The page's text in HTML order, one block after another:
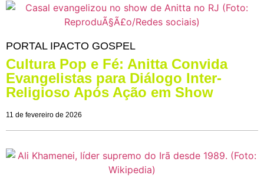
PORTAL IPACTO GOSPEL
Cultura Pop e Fé: Anitta Convida
Evangelistas para Diálogo Inter-
Religioso Após Ação em Show
11 de fevereiro de 2026